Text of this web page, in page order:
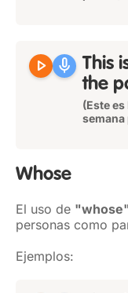
play_arrow mic This
the
(Este
semana
Whose
El uso de
personas como
Ejemplos: